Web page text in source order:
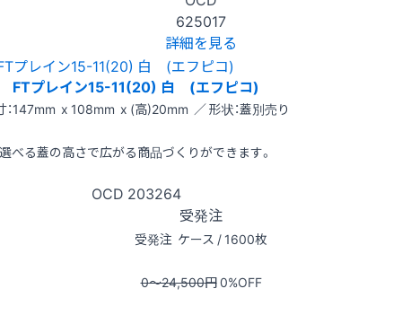
625017
詳細を見る
FTプレイン15-11(20) 白 (エフピコ)
：147mm x 108mm x (高)20mm ／ 形状：蓋別売り
選べる蓋の高さで広がる商品づくりができます。
OCD 203264
受発注
受発注 ケース / 1600枚
0〜24,500円0%OFF